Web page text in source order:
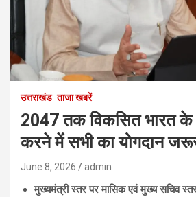
उत्तराखंड ताजा खबरें
2047 तक विकसित भारत के
करने में सभी का योगदान
June 8, 2026 admin
मुख्यमंत्री स्तर पर मासिक एवं मुख्य सचिव